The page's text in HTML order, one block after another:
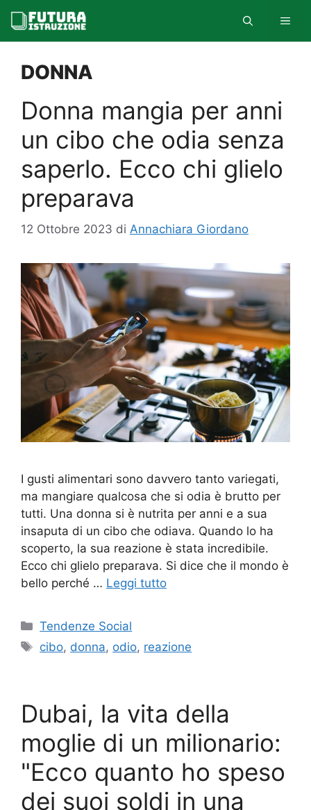
contenuto
DONNA
Donna mangia per anni
un cibo che odia senza
saperlo. Ecco chi glielo
preparava
12 Ottobre 2023 di Annachiara Giordano
I gusti alimentari sono davvero tanto variegati,
ma mangiare qualcosa che si odia è brutto per
tutti. Una donna si è nutrita per anni e a sua
insaputa di un cibo che odiava. Quando lo ha
scoperto, la sua reazione è stata incredibile.
Ecco chi glielo preparava. Si dice che il mondo è
bello perché … Leggi tutto
Categorie
Tendenze Social
Tag
cibo, donna, odio, reazione
Dubai, la vita della
moglie di un milionario:
"Ecco quanto ho speso
dei suoi soldi in una